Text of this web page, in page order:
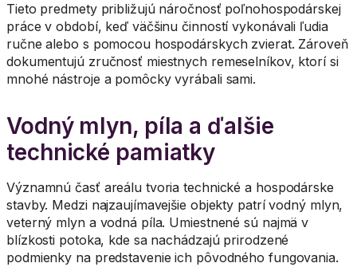
Tieto predmety približujú náročnosť poľnohospodárskej
práce v období, keď väčšinu činností vykonávali ľudia
ručne alebo s pomocou hospodárskych zvierat. Zároveň
dokumentujú zručnosť miestnych remeselníkov, ktorí si
mnohé nástroje a pomôcky vyrábali sami.
Vodný mlyn, píla a ďalšie
technické pamiatky
Významnú časť areálu tvoria technické a hospodárske
stavby. Medzi najzaujímavejšie objekty patrí vodný mlyn,
veterný mlyn a vodná píla. Umiestnené sú najmä v
blízkosti potoka, kde sa nachádzajú prirodzené
podmienky na predstavenie ich pôvodného fungovania.